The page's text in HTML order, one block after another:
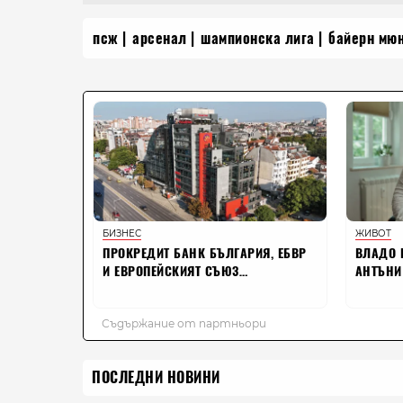
псж арсенал шампионска лига байерн
ПОСЛЕДНИ НОВИНИ